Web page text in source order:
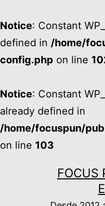
Notice: Constant
defined in /home/
config.php on line
Notice: Constant
already defined in
/home/focuspun/
on line 103
FOCUS